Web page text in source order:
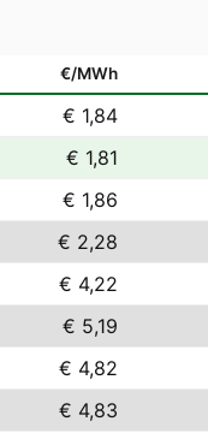
€/MWh
€ 1,84
€ 1,81
€ 1,86
€ 2,28
€ 4,22
€ 5,19
€ 4,82
€ 4,83